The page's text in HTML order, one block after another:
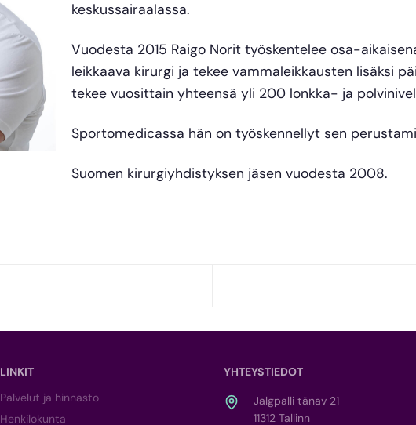
keskussairaalassa.
Vuodesta 2015 Raigo Norit työskentelee osa-
leikkaava kirurgi ja tekee vammaleikkausten lisäksi
tekee vuosittain yhteensä yli 200 lonkka- ja
Sportomedicassa hän on työskennellyt sen
Suomen kirurgiyhdistyksen jäsen vuodesta 2008.
LINKIT
Palvelut ja hinnasto
Henkilokunta
YHTEYSTIEDOT
Jalgpalli tänav 21
11312 Tallinn